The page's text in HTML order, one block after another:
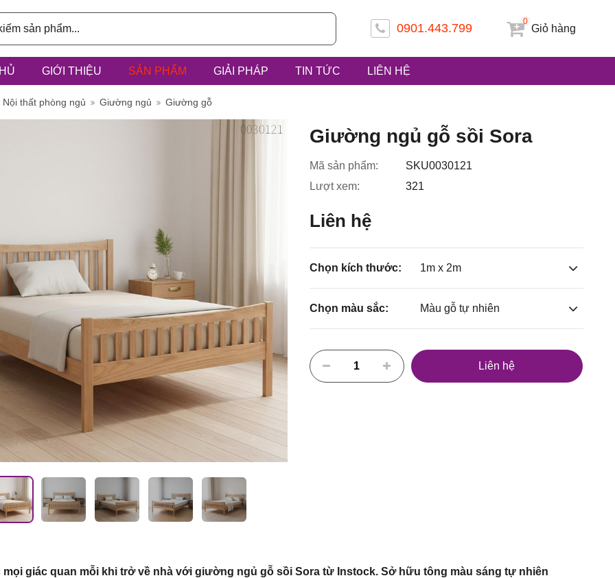
0901.443.799 Giỏ hàng
0
GIỚI THIỆU SẢN PHẨM GIẢI PHÁP TIN TỨC LIÊN HỆ
3/6D, ấp Tiền
Điểm, huyện Hóc
Nội thất phòng ngủ Giường ngủ Giường gỗ
Giường ngủ gỗ sồi Sora
Mã sản phẩm:
SKU0030121
Lượt xem:
321
Liên hệ
Chọn kích thước: 1m x 2m
Chọn màu sắc: Màu gỗ tự nhiên
Liên hệ
giác quan mỗi khi trở về nhà với giường ngủ gỗ sồi Sora từ Instock. Sở hữu tông màu sáng tự nhiên